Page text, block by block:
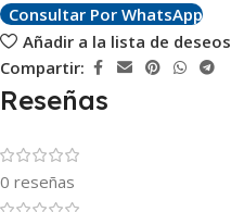
Consultar Por WhatsApp
Añadir a la lista de deseos
Compartir:
Reseñas
0 reseñas